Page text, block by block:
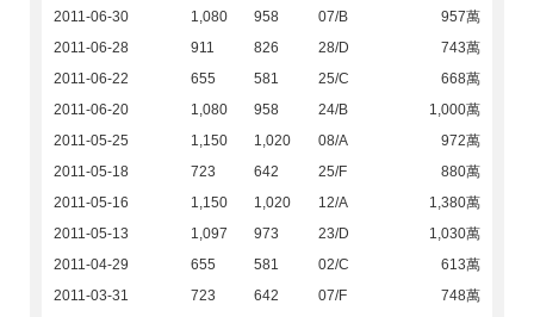
2011-06-30
1,080 958 07/B
957萬
2011-06-28
911 826 28/D
743萬
2011-06-22
655 581 25/C
668萬
2011-06-20
1,080 958 24/B
1,000萬
2011-05-25
1,150 1,020 08/A
972萬
2011-05-18
723 642 25/F
880萬
2011-05-16
1,150 1,020 12/A
1,380萬
2011-05-13
1,097 973 23/D
1,030萬
2011-04-29
655 581 02/C
613萬
2011-03-31
723 642 07/F
748萬